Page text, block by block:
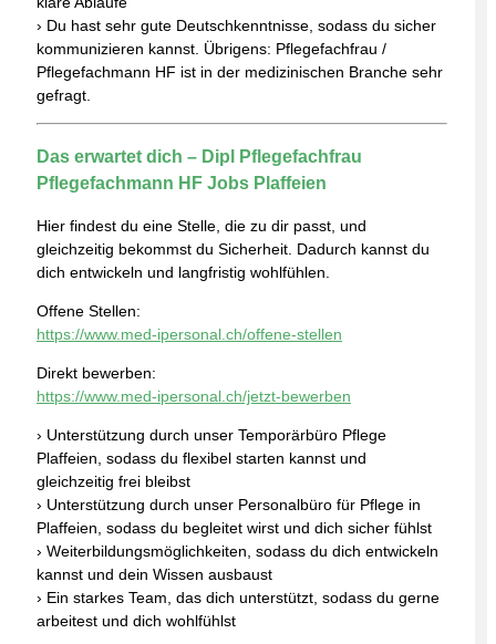
› Du hast sehr gute Deutschkenntnisse, sodass du sicher
kommunizieren kannst. Übrigens: Pflegefachfrau /
Pflegefachmann HF ist in der medizinischen Branche sehr
gefragt.
Das erwartet dich – Dipl Pflegefachfrau
Pflegefachmann HF Jobs Plaffeien
Hier findest du eine Stelle, die zu dir passt, und
gleichzeitig bekommst du Sicherheit. Dadurch kannst du
dich entwickeln und langfristig wohlfühlen.
Offene Stellen:
https://www.med-ipersonal.ch/offene-stellen
Direkt bewerben:
https://www.med-ipersonal.ch/jetzt-bewerben
› Unterstützung durch unser Temporärbüro Pflege
Plaffeien, sodass du flexibel starten kannst und
gleichzeitig frei bleibst
› Unterstützung durch unser Personalbüro für Pflege in
Plaffeien, sodass du begleitet wirst und dich sicher fühlst
› Weiterbildungsmöglichkeiten, sodass du dich entwickeln
kannst und dein Wissen ausbaust
› Ein starkes Team, das dich unterstützt, sodass du gerne
arbeitest und dich wohlfühlst